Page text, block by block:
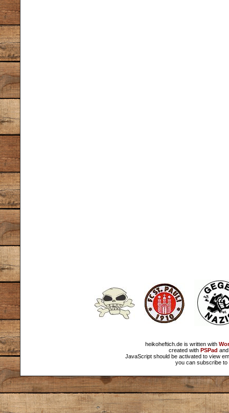
heikoheftich.de is written with
created with PSPad
JavaScript should be activated to view
you can subscribe